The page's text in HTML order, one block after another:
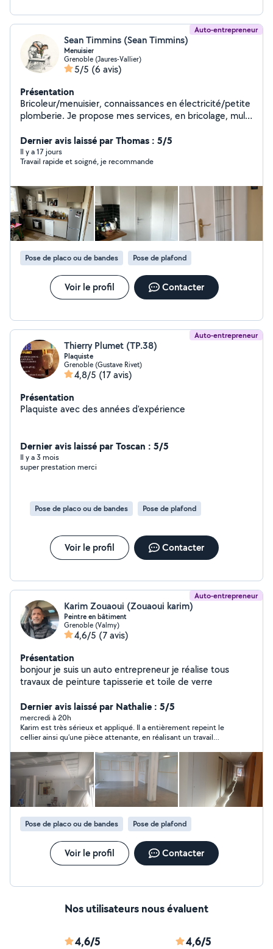
devis.
Auto-entrepreneur
Sean Timmins (Sean Timmins)
Menuisier
Grenoble (Jaures-Vallier)
5/5 (6 avis)
Présentation
Bricoleur/menuisier, connaissances en électricité/petite
plomberie. Je propose mes services, en bricolage, multi
menuiserie/rénovation.
Dernier avis laissé par Thomas : 5/5
Il y a 17 jours
Travail rapide et soigné, je recommande
Pose de placo ou de bandes Pose de plafond
Voir le profil Contacter
Auto-entrepreneur
Thierry Plumet (TP.38)
Plaquiste
Grenoble (Gustave Rivet)
4,8/5 (17 avis)
Présentation
Plaquiste avec des années d'expérience
Dernier avis laissé par Toscan : 5/5
Il y a 3 mois
super prestation merci
Pose de placo ou de bandes Pose de plafond
Voir le profil Contacter
Auto-entrepreneur
Karim Zouaoui (Zouaoui karim)
Peintre en bâtiment
Grenoble (Valmy)
4,6/5 (7 avis)
Présentation
bonjour je suis un auto entrepreneur je réalise tous
travaux de peinture tapisserie et toile de verre
Dernier avis laissé par Nathalie : 5/5
mercredi à 20h
Karim est très sérieux et appliqué. Il a entièrement repeint le
cellier ainsi qu’une pièce attenante, en réalisant un travail
correctement, la peinture est uniforme et les contours sont
nets. Le chantier a été respecté, les délais tenus, et tout a été
laissé en ordre après intervention. Avis très positif, je
recommande sans pb.
Pose de placo ou de bandes Pose de plafond
Voir le profil Contacter
Nos utilisateurs nous évaluent
4,6/5 4,6/5